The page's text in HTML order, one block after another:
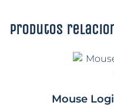
Produtos
Mouse